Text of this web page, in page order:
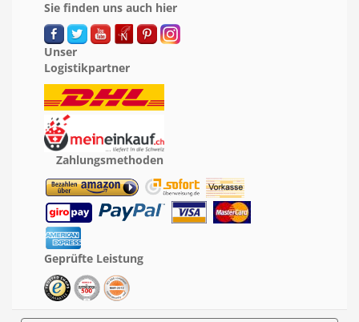
Sie finden uns auch hier
Unser
Logistikpartner
Zahlungsmethoden
Geprüfte Leistung